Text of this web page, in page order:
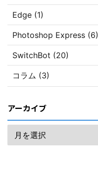
Edge (1)
Photoshop Express (6)
SwitchBot (20)
コラム (3)
アーカイブ